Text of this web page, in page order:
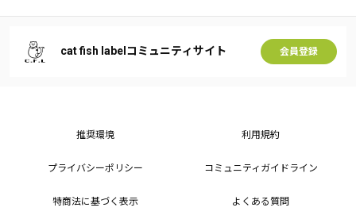
cat fish labelコミュニティサイト 会員登録
推奨環境 利用規約
プライバシーポリシー コミュニティガイドライン
特商法に基づく表示 よくある質問